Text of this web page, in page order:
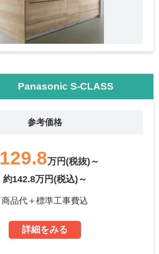
Panasonic S-CLASS
参考価格
129.8万円(税抜)～
約142.8万円(税込)～
商品代＋標準工事費込
詳細をみる